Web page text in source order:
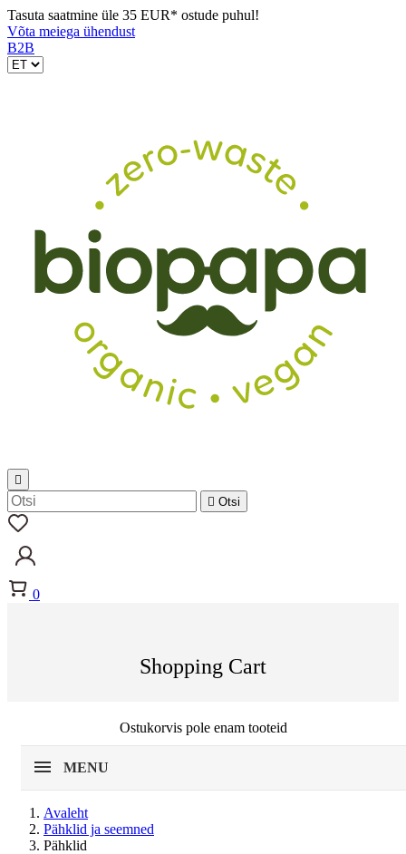
Tasuta saatmine üle 35 EUR* ostude puhul!
Võta meiega ühendust
B2B

 Otsi
0
Shopping Cart
Ostukorvis pole enam tooteid
MENU
Avaleht
Pähklid ja seemned
Pähklid